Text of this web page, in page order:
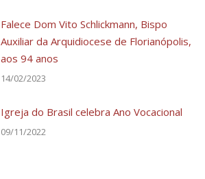
Falece Dom Vito Schlickmann, Bispo
Auxiliar da Arquidiocese de Florianópolis,
aos 94 anos
14/02/2023
Igreja do Brasil celebra Ano Vocacional
09/11/2022